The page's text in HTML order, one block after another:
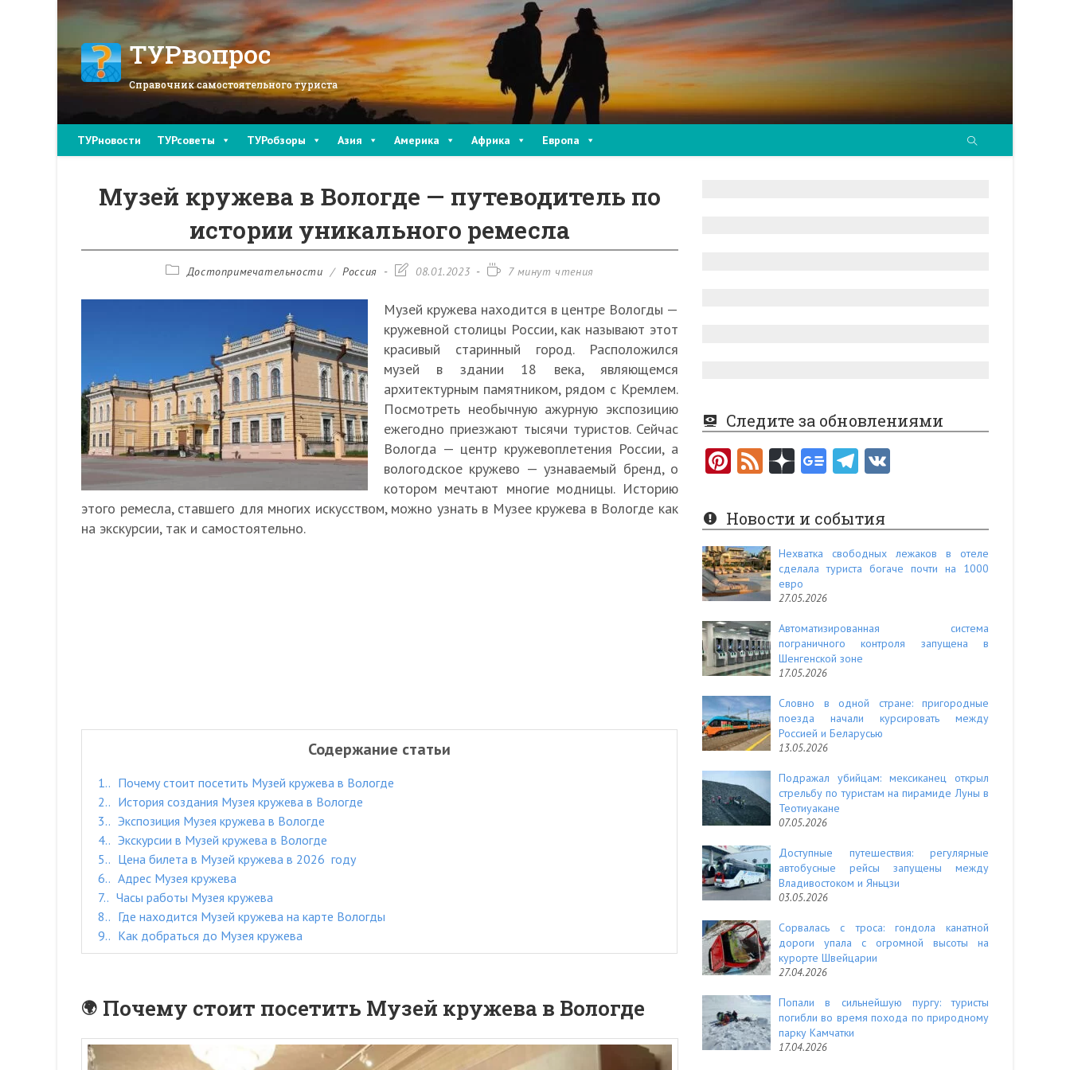
ТУРвопрос
Справочник самостоятельного туриста
ТУРновости ТУРсоветы ТУРобзоры Азия Америка Африка Европа
Музей кружева в Вологде — путеводитель по
истории уникального ремесла
РубрикаДостопримечательности / Россия
Запись08.01.2023
Время7 минут чтения
Музей кружева находится в центре Вологды —
кружевной столицы России, как называют этот
красивый старинный город. Расположился
музей в здании 18 века, являющемся
архитектурным памятником, рядом с Кремлем.
Посмотреть необычную ажурную экспозицию
ежегодно приезжают тысячи туристов. Сейчас
Вологда — центр кружевоплетения России, а
вологодское кружево — узнаваемый бренд, о
котором мечтают многие модницы. Историю
этого ремесла, ставшего для многих искусством, можно узнать в Музее кружева в Вологде как
на экскурсии, так и самостоятельно.
Содержание статьи
1.
Почему стоит посетить Музей кружева в Вологде
2.
История создания Музея кружева в Вологде
3.
Экспозиция Музея кружева в Вологде
4.
Экскурсии в Музей кружева в Вологде
5.
Цена билета в Музей кружева в 2026 году
6.
Адрес Музея кружева
7.
Часы работы Музея кружева
8.
Где находится Музей кружева на карте Вологды
9.
Как добраться до Музея кружева
Почему стоит посетить Музей кружева в Вологде
Следите за обновлениями
Pi
er
es
t
F
e
d
Новости и события
Нехватка свободных лежаков в отеле
сделала туриста богаче почти на 1000
евро
27.05.2026
Автоматизированная система
пограничного контроля запущена в
Шенгенской зоне
17.05.2026
Словно в одной стране: пригородные
поезда начали курсировать между
Россией и Беларусью
13.05.2026
Подражал убийцам: мексиканец открыл
стрельбу по туристам на пирамиде Луны в
Теотиуакане
07.05.2026
Доступные путешествия: регулярные
автобусные рейсы запущены между
Владивостоком и Яньцзи
03.05.2026
Сорвалась с троса: гондола канатной
дороги упала с огромной высоты на
курорте Швейцарии
27.04.2026
Попали в сильнейшую пургу: туристы
погибли во время похода по природному
парку Камчатки
17.04.2026